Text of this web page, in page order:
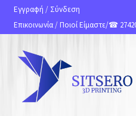
Εγγραφή / Σύνδεση
Επικοινωνία/ Ποιοί Είμαστε/☎